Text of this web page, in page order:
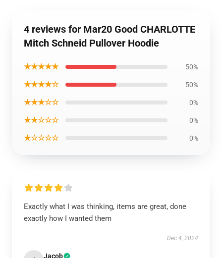
4 reviews for Mar20 Good CHARLOTTE
Mitch Schneid Pullover Hoodie
★★★★★ 50%
★★★★☆ 50%
★★★☆☆ 0%
★★☆☆☆ 0%
★☆☆☆☆ 0%
Exactly what I was thinking, items are great, done
exactly how I wanted them
Dec 4, 2024
Jacob